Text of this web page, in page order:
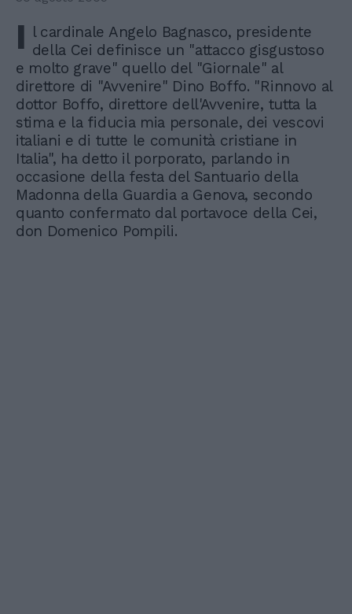
I l cardinale Angelo Bagnasco, presidente
della Cei definisce un "attacco gisgustoso
e molto grave" quello del "Giornale" al
direttore di "Avvenire" Dino Boffo. "Rinnovo al
dottor Boffo, direttore dell'Avvenire, tutta la
stima e la fiducia mia personale, dei vescovi
italiani e di tutte le comunità cristiane in
Italia", ha detto il porporato, parlando in
occasione della festa del Santuario della
Madonna della Guardia a Genova, secondo
quanto confermato dal portavoce della Cei,
don Domenico Pompili.